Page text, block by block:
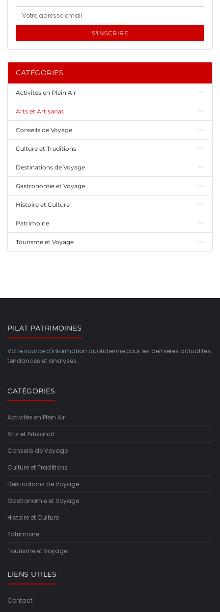
S'INSCRIRE
CATÉGORIES
Activités en Plein Air
Arts et Artisanat
Conseils de Voyage
Culture et Traditions
Destinations de Voyage
Gastronomie et Voyage
Histoire et Culture
Patrimoine
Tourisme et Voyage
PILAT PATRIMOINES
Votre source d'information quotidienne pour les dernières actualités,
tendances et analyses.
CATÉGORIES
Activités en Plein Air
Arts et Artisanat
Conseils de Voyage
Culture et Traditions
Destinations de Voyage
Gastronomie et Voyage
Histoire et Culture
Patrimoine
Tourisme et Voyage
LIENS UTILES
Contact